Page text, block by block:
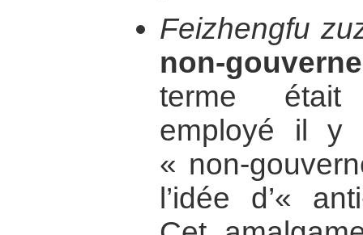
Feizhengfu
non-
terme était
employé il y
« non-
l’idée d’«